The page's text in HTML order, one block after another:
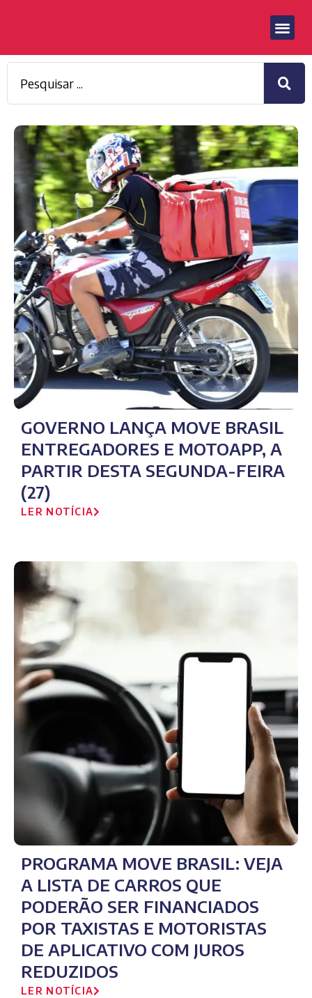
GOVERNO LANÇA MOVE BRASIL
ENTREGADORES E MOTOAPP, A
PARTIR DESTA SEGUNDA-FEIRA
(27)
LER NOTÍCIA
PROGRAMA MOVE BRASIL: VEJA
A LISTA DE CARROS QUE
PODERÃO SER FINANCIADOS
POR TAXISTAS E MOTORISTAS
DE APLICATIVO COM JUROS
REDUZIDOS
LER NOTÍCIA